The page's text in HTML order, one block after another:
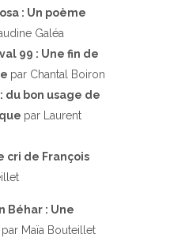
: Un poème
Galéa
99 : Une fin de
par Chantal Boiron
du bon usage de
par Laurent
cri de François
Béhar : Une
par Maïa Bouteillet